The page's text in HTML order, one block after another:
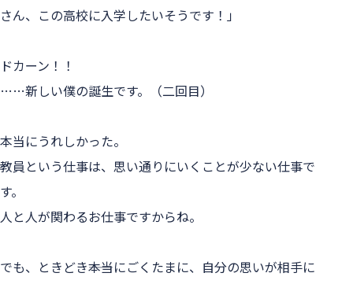
さん、この高校に入学したいそうです！」
ドカーン！！
……新しい僕の誕生です。（二回目）
本当にうれしかった。
教員という仕事は、思い通りにいくことが少ない仕事で
す。
人と人が関わるお仕事ですからね。
でも、ときどき――本当にごくたまに、自分の思いが相手に